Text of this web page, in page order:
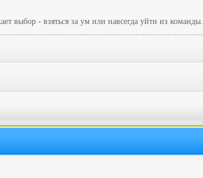
выбор - взяться за ум или навсегда уйти из команды.